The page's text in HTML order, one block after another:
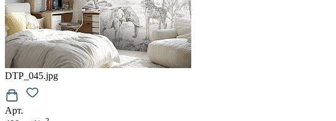
DTP_045.jpg
Арт.